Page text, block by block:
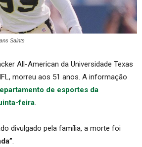
Saints
All-American da Universidade Texas
morreu aos 51 anos. A informação
de esportes da
feira.
divulgado pela família, a morte foi
.